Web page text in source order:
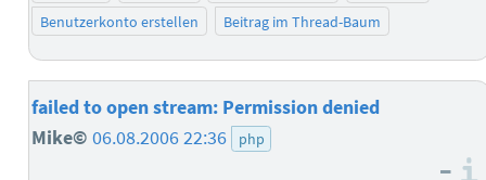
Benutzerkonto erstellen
Beitrag im Thread-Baum
failed to open stream: Permission denied
Mike©06.08.2006 22:36 php
–